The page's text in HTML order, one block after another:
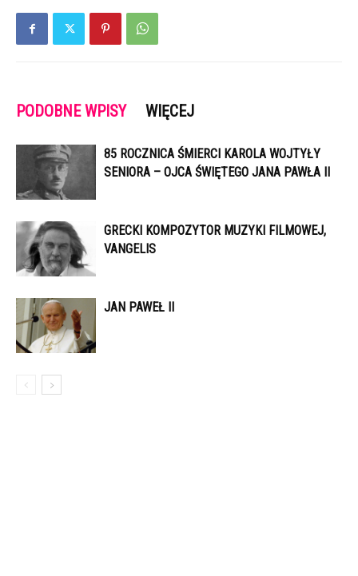
PODOBNE WPISY WIĘCEJ
85 ROCZNICA ŚMIERCI KAROLA WOJTYŁY
SENIORA – OJCA ŚWIĘTEGO JANA PAWŁA II
GRECKI KOMPOZYTOR MUZYKI FILMOWEJ,
VANGELIS
JAN PAWEŁ II